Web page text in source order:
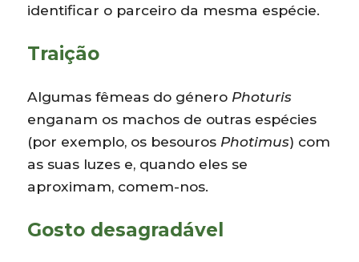
identificar o parceiro da mesma espécie.
Traição
Algumas fêmeas do género Photuris
enganam os machos de outras espécies
(por exemplo, os besouros Photimus) com
as suas luzes e, quando eles se
aproximam, comem-nos.
Gosto desagradável